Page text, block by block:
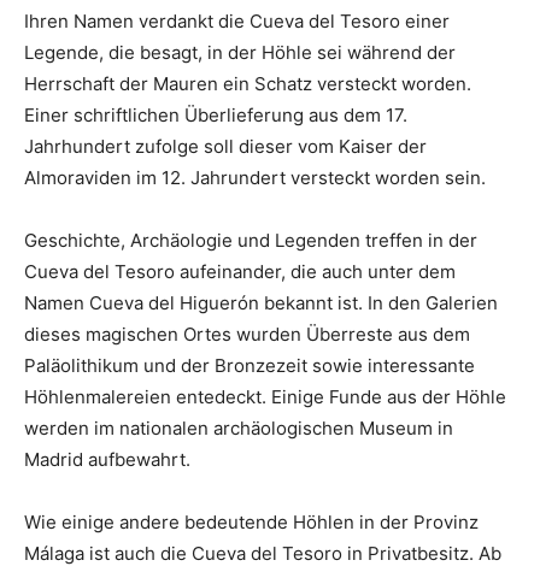
Ihren Namen verdankt die Cueva del Tesoro einer
Legende, die besagt, in der Höhle sei während der
Herrschaft der Mauren ein Schatz versteckt worden.
Einer schriftlichen Überlieferung aus dem 17.
Jahrhundert zufolge soll dieser vom Kaiser der
Almoraviden im 12. Jahrundert versteckt worden sein.
Geschichte, Archäologie und Legenden treffen in der
Cueva del Tesoro aufeinander, die auch unter dem
Namen Cueva del Higuerón bekannt ist. In den Galerien
dieses magischen Ortes wurden Überreste aus dem
Paläolithikum und der Bronzezeit sowie interessante
Höhlenmalereien entedeckt. Einige Funde aus der Höhle
werden im nationalen archäologischen Museum in
Madrid aufbewahrt.
Wie einige andere bedeutende Höhlen in der Provinz
Málaga ist auch die Cueva del Tesoro in Privatbesitz. Ab